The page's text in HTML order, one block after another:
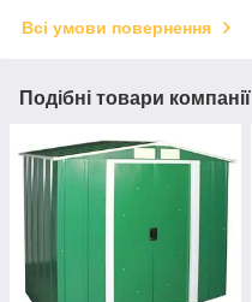
Всі умови повернення
Подібні товари компанії